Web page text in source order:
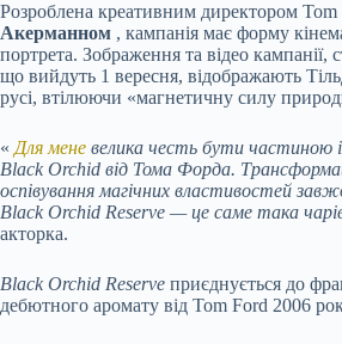
Розроблена креативним директором Tom
Акерманном , кампанія має форму
портрета. Зображення та відео кампанії,
що вийдуть 1 вересня, відображають
русі, втілюючи «магнетичну силу
« Для мене велика честь бути частиною
Black Orchid від Тома Форда.
оспівування магічних властивостей
Black Orchid Reserve — це саме така
акторка.
Black Orchid Reserve приєднується до
дебютного аромату від Tom Ford 2006